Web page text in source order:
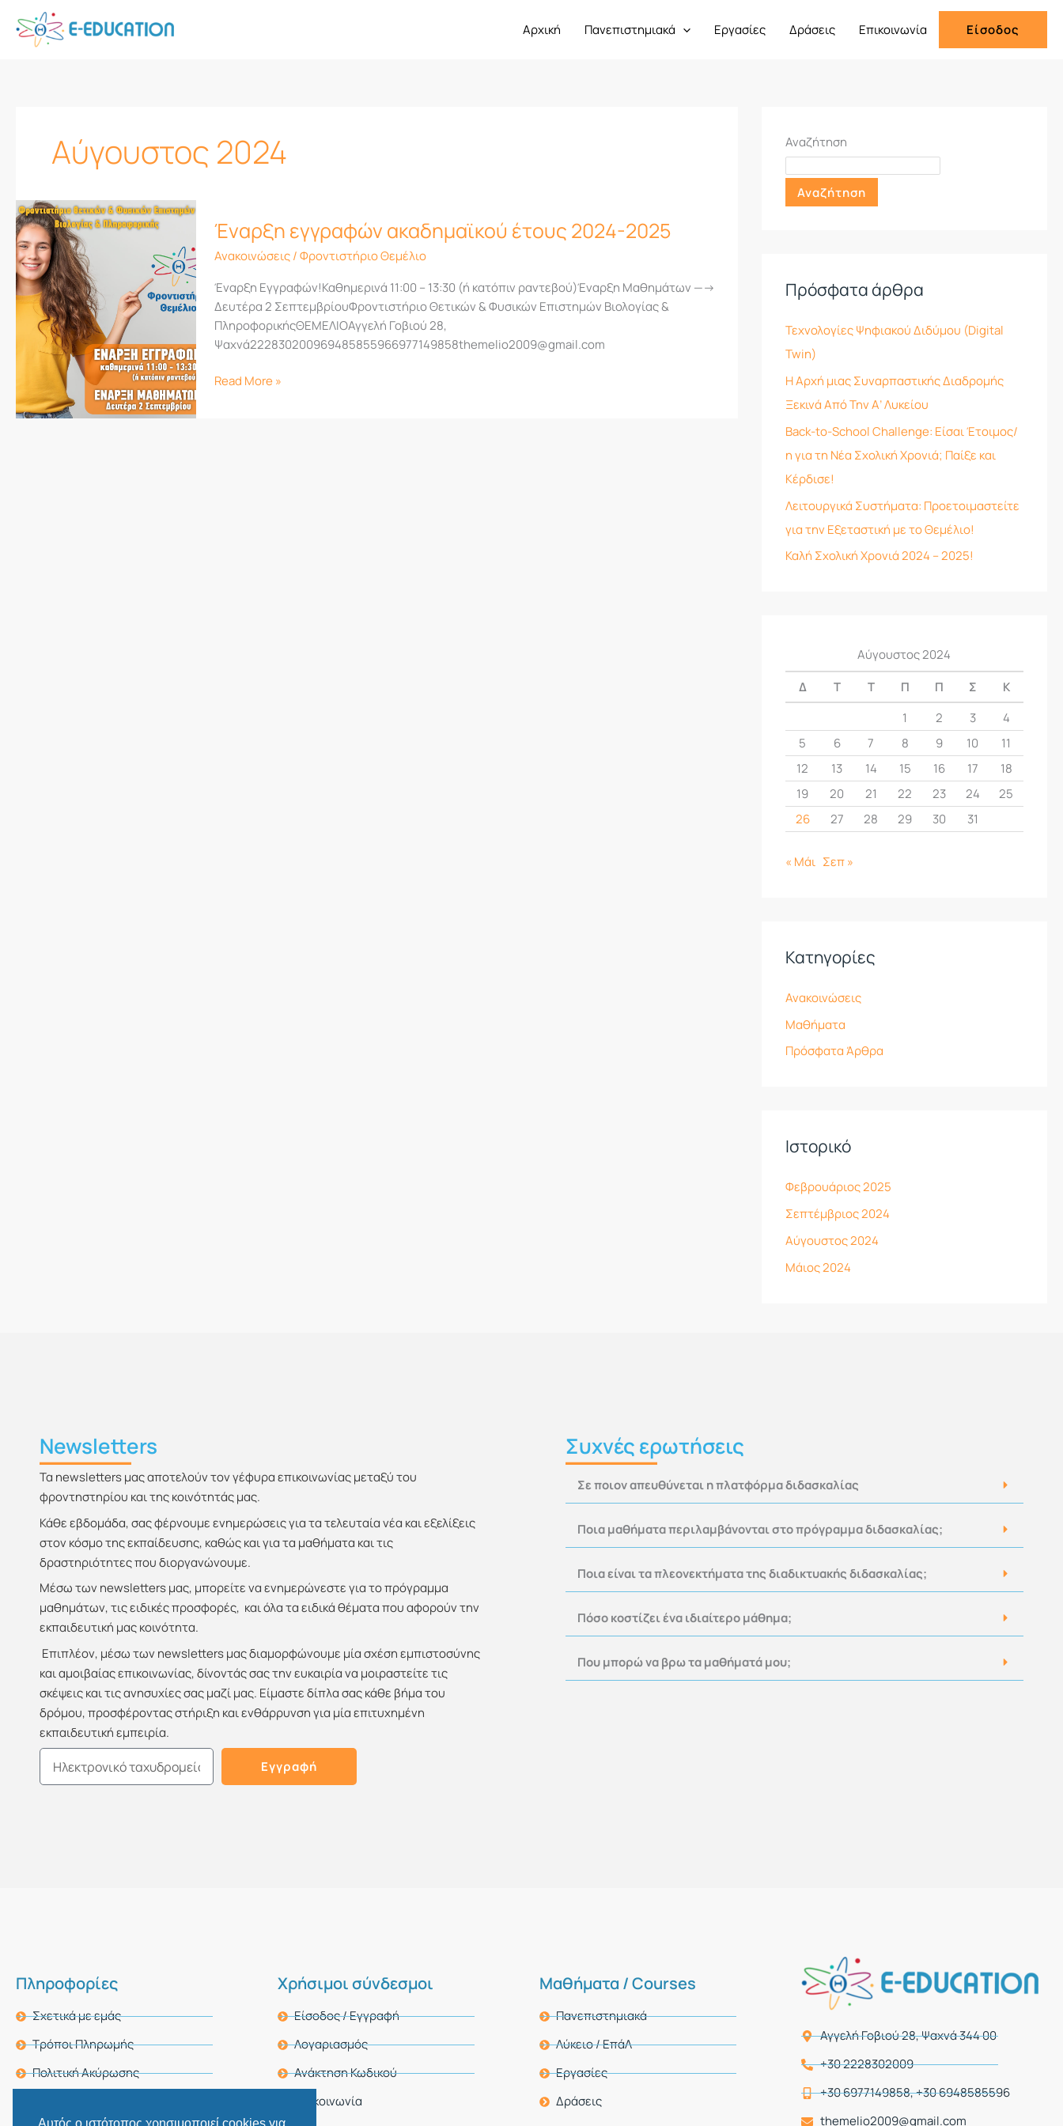
Μετάβαση
στο
περιεχόμενο
Αρχική Πανεπιστημιακά Εργασίες Δράσεις Επικοινωνία Είσοδος
Αύγουστος 2024
Έναρξη εγγραφών ακαδημαϊκού έτους 2024-2025
Ανακοινώσεις/Φροντιστήριο Θεμέλιο
Έναρξη Εγγραφών!Καθημερινά 11:00 – 13:30 (ή κατόπιν ραντεβού)Έναρξη Μαθημάτων —->
Δευτέρα 2 ΣεπτεμβρίουΦροντιστήριο Θετικών & Φυσικών Επιστημών Βιολογίας &
ΠληροφορικήςΘΕΜΕΛΙΟΑγγελή Γοβιού 28,
Ψαχνά222830200969485855966977149858themelio2009@gmail.com
εγγραφών
ακαδημαϊκού
έτους
2024-
2025
Read More »
Αναζήτηση
Αναζήτηση
Πρόσφατα άρθρα
Τεχνολογίες Ψηφιακού Διδύμου (Digital
Twin)
Η Αρχή μιας Συναρπαστικής Διαδρομής
Ξεκινά Από Την Α’ Λυκείου
Back-to-School Challenge: Είσαι Έτοιμος/
η για τη Νέα Σχολική Χρονιά; Παίξε και
Κέρδισε!
Λειτουργικά Συστήματα: Προετοιμαστείτε
για την Εξεταστική με το Θεμέλιο!
Καλή Σχολική Χρονιά 2024 – 2025!
Αύγουστος 2024
Δ
Τ Τ Π Π Σ
Κ
1
2 3
4
5
6 7 8 9 10
11
12
13 14 15 16 17
18
19
20 21 22 23 24
25
26
27 28 29 30 31
« Μάι Σεπ »
Kατηγορίες
Ανακοινώσεις
Μαθήματα
Πρόσφατα Άρθρα
Ιστορικό
Φεβρουάριος 2025
Σεπτέμβριος 2024
Αύγουστος 2024
Μάιος 2024
Newsletters
Τα newsletters μας αποτελούν τον γέφυρα επικοινωνίας μεταξύ του
φροντηστηρίου και της κοινότητάς μας.
Κάθε εβδομάδα, σας φέρνουμε ενημερώσεις για τα τελευταία νέα και εξελίξεις
στον κόσμο της εκπαίδευσης, καθώς και για τα μαθήματα και τις
δραστηριότητες που διοργανώνουμε.
Μέσω των newsletters μας, μπορείτε να ενημερώνεστε για το πρόγραμμα
μαθημάτων, τις ειδικές προσφορές, και όλα τα ειδικά θέματα που αφορούν την
εκπαιδευτική μας κοινότητα.
Επιπλέον, μέσω των newsletters μας διαμορφώνουμε μία σχέση εμπιστοσύνης
και αμοιβαίας επικοινωνίας, δίνοντάς σας την ευκαιρία να μοιραστείτε τις
σκέψεις και τις ανησυχίες σας μαζί μας. Είμαστε δίπλα σας κάθε βήμα του
δρόμου, προσφέροντας στήριξη και ενθάρρυνση για μία επιτυχημένη
εκπαιδευτική εμπειρία.
Email
Εγγραφή
Συχνές ερωτήσεις
Σε ποιον απευθύνεται η πλατφόρμα διδασκαλίας
Ποια μαθήματα περιλαμβάνονται στο πρόγραμμα διδασκαλίας;
Ποια είναι τα πλεονεκτήματα της διαδικτυακής διδασκαλίας;
Πόσο κοστίζει ένα ιδιαίτερο μάθημα;
Που μπορώ να βρω τα μαθήματά μου;
Πληροφορίες
Σχετικά με εμάς
Τρόποι Πληρωμής
Πολιτική Ακύρωσης
Χρήσιμοι σύνδεσμοι
Είσοδος / Εγγραφή
Λογαριασμός
Ανάκτηση Κωδικού
Επικοινωνία
Μαθήματα / Courses
Πανεπιστημιακά
Λύκειο / ΕπάΛ
Εργασίες
Δράσεις
Αγγελή Γοβιού 28, Ψαχνά 344 00
+30 2228302009
+30 6977149858, +30 6948585596
themelio2009@gmail.com